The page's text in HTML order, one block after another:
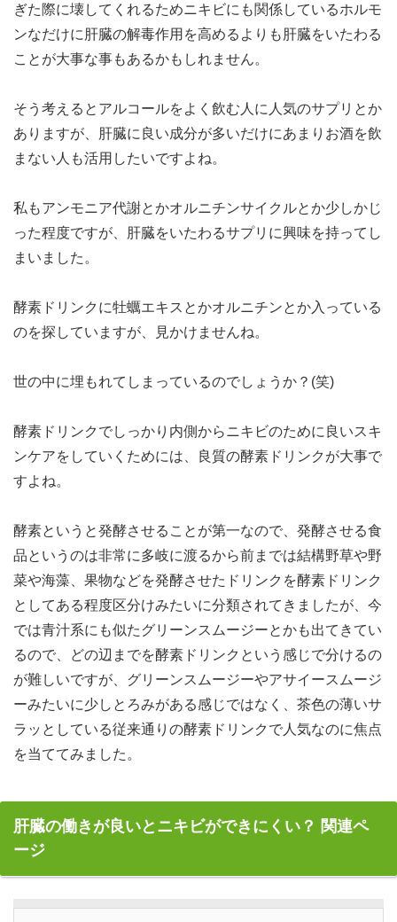
ぎた際に壊してくれるためニキビにも関係しているホルモ
ンなだけに肝臓の解毒作用を高めるよりも肝臓をいたわる
ことが大事な事もあるかもしれません。
そう考えるとアルコールをよく飲む人に人気のサプリとか
ありますが、肝臓に良い成分が多いだけにあまりお酒を飲
まない人も活用したいですよね。
私もアンモニア代謝とかオルニチンサイクルとか少しかじ
った程度ですが、肝臓をいたわるサプリに興味を持ってし
まいました。
酵素ドリンクに牡蠣エキスとかオルニチンとか入っている
のを探していますが、見かけませんね。
世の中に埋もれてしまっているのでしょうか？(笑)
酵素ドリンクでしっかり内側からニキビのために良いスキ
ンケアをしていくためには、良質の酵素ドリンクが大事で
すよね。
酵素というと発酵させることが第一なので、発酵させる食
品というのは非常に多岐に渡るから前までは結構野草や野
菜や海藻、果物などを発酵させたドリンクを酵素ドリンク
としてある程度区分けみたいに分類されてきましたが、今
では青汁系にも似たグリーンスムージーとかも出てきてい
るので、どの辺までを酵素ドリンクという感じで分けるの
が難しいですが、グリーンスムージーやアサイースムージ
ーみたいに少しとろみがある感じではなく、茶色の薄いサ
ラッとしている従来通りの酵素ドリンクで人気なのに焦点
を当ててみました。
肝臓の働きが良いとニキビができにくい？ 関連ペ
ージ